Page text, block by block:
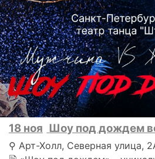
18 ноя Шоу под дождем
⚲ Арт-Холл, Северная улица,